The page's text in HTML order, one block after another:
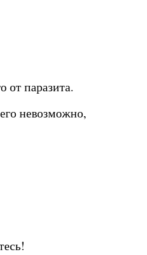
от паразита.
невозможно,